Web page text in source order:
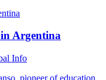
Argentina
Info